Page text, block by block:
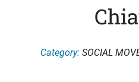
Category: SOCIAL